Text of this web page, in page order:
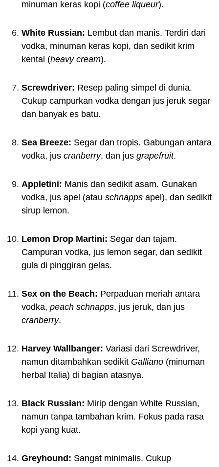
minuman keras kopi (coffee liqueur).
White Russian: Lembut dan manis. Terdiri dari
vodka, minuman keras kopi, dan sedikit krim
kental (heavy cream).
Screwdriver: Resep paling simpel di dunia.
Cukup campurkan vodka dengan jus jeruk segar
dan banyak es batu.
Sea Breeze: Segar dan tropis. Gabungan antara
vodka, jus cranberry, dan jus grapefruit.
Appletini: Manis dan sedikit asam. Gunakan
vodka, jus apel (atau schnapps apel), dan sedikit
sirup lemon.
Lemon Drop Martini: Segar dan tajam.
Campuran vodka, jus lemon segar, dan sedikit
gula di pinggiran gelas.
Sex on the Beach: Perpaduan meriah antara
vodka, peach schnapps, jus jeruk, dan jus
cranberry.
Harvey Wallbanger: Variasi dari Screwdriver,
namun ditambahkan sedikit Galliano (minuman
herbal Italia) di bagian atasnya.
Black Russian: Mirip dengan White Russian,
namun tanpa tambahan krim. Fokus pada rasa
kopi yang kuat.
Greyhound: Sangat minimalis. Cukup